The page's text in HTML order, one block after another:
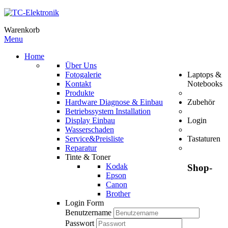
Warenkorb
Menu
Home
Über Uns
Fotogalerie
Kontakt
Produkte
Hardware Diagnose & Einbau
Betriebssystem Installation
Display Einbau
Wasserschaden
Service&Preisliste
Laptops &
Notebooks
Reparatur
Zubehör
Tinte & Toner
Kodak
Epson
Canon
Brother
Login
Login Form
Benutzername
Passwort
Tastaturen
Shop-